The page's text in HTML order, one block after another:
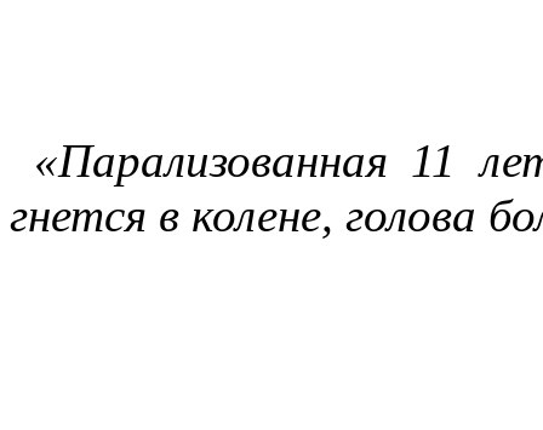
«Парализованная 11
гнется в колене, голова